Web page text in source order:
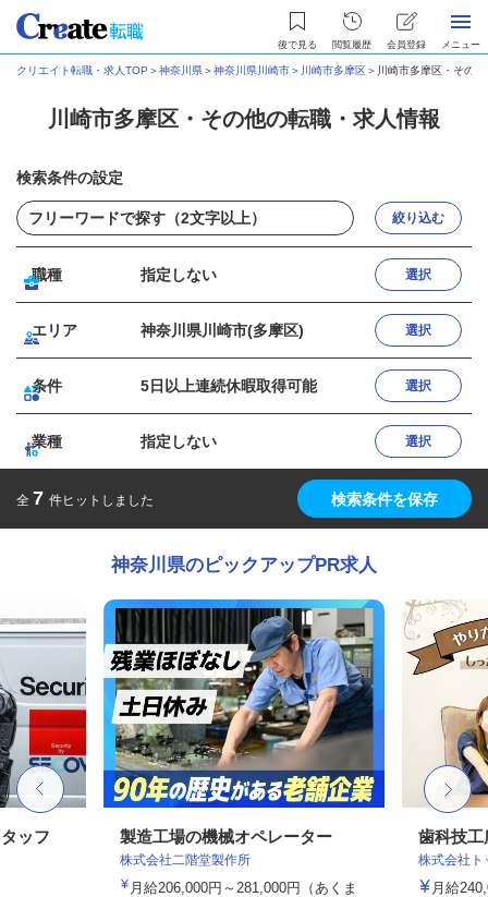
後で見る 閲覧履歴 会員登録 メニュー
クリエイト転職・求人TOP ＞神奈川県＞神奈川県川崎市＞ 川崎市多摩区＞ 川崎市多摩区・その
川崎市多摩区・その他の転職・求人情報
検索条件の設定
絞り込む
職種 指定しない 選択
エリア 神奈川県川崎市(多摩区) 選択
条件 5日以上連続休暇取得可能 選択
業種 指定しない 選択
全 7 件ヒットしました 検索条件を保存
神奈川県のピックアップPR求人
ッフ 製造工場の機械オペレーター
株式会社二階堂製作所
月給206,000円～281,000円（あくま
歯科技工
株式会社ト
月給